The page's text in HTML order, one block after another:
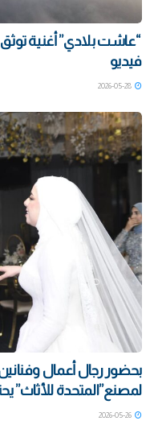
“عاشت بلادي” أغنية توثق
فيديو
بحضور رجال أعمال
لمصنع”المتحدة للأثاث”